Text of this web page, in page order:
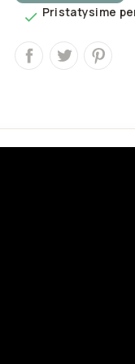
 Pristatysime